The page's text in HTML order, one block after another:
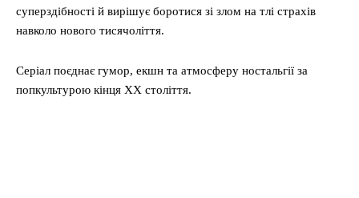
суперздібності й вирішує боротися зі злом на тлі страхів
навколо нового тисячоліття.
Серіал поєднає гумор, екшн та атмосферу ностальгії за
попкультурою кінця ХХ століття.